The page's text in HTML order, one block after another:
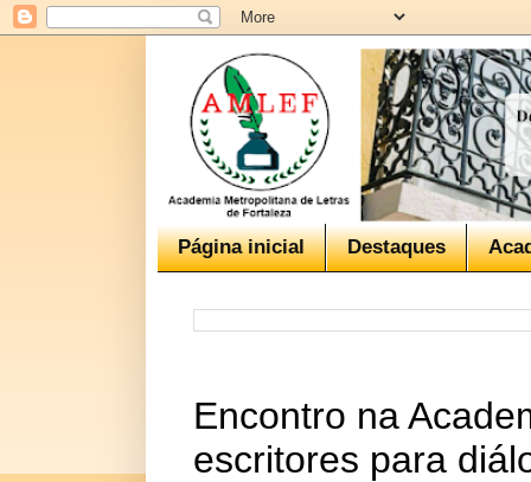
Página inicial Destaques
Encontro na
escritores para